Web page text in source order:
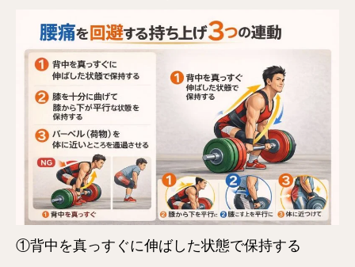
①背中を真っすぐに伸ばした状態で保持する